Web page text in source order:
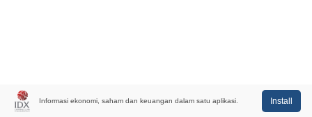
Informasi ekonomi, saham dan keuangan dalam satu aplikasi. Install